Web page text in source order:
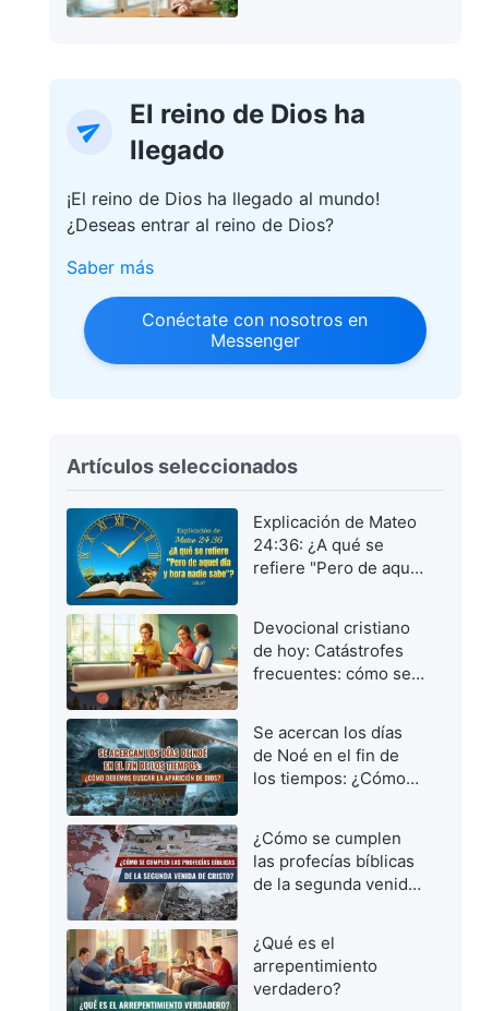
El reino de Dios ha
llegado
¡El reino de Dios ha llegado al mundo!
¿Deseas entrar al reino de Dios?
Saber más
Conéctate con nosotros en
Messenger
Artículos seleccionados
Explicación de Mateo
24:36: ¿A qué se
refiere "Pero de aquel
Devocional cristiano
de hoy: Catástrofes
frecuentes: cómo ser
al Señor
Se acercan los días
de Noé en el fin de
los tiempos: ¿Cómo
¿Cómo se cumplen
las profecías bíblicas
de la segunda venida
¿Qué es el
arrepentimiento
verdadero?